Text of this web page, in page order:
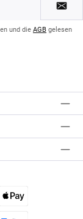
und die AGB gelesen
Apple Pay